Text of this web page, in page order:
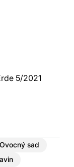
5/2021
Ovocný sad